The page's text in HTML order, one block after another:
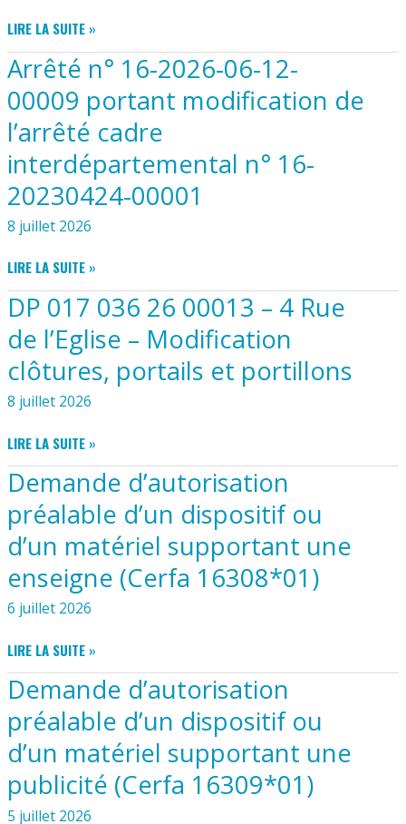
SEUDRE
ARRÊTÉ
PRÉFECTORAL
N°
26EB465
PORTANT
LIMITATION
PROVISOIRE
DES
USAGES
DE
L’EAU
LIRE LA SUITE »
Arrêté n° 16-2026-06-12-
00009 portant modification de
l’arrêté cadre
interdépartemental n° 16-
20230424-00001
8 juillet 2026
ARRÊTÉ
N°
16-
2026-
06-
12-
00009
PORTANT
DE
L’ARRÊTÉ
CADRE
INTERDÉPARTEMENTAL
N°
16-
20230424-
00001
LIRE LA SUITE »
DP 017 036 26 00013 – 4 Rue
de l’Eglise – Modification
clôtures, portails et portillons
8 juillet 2026
DP
017
036
00013
–
4
RUE
DE
L’EGLISE
–
MODIFICATION
CLÔTURES,
PORTAILS
ET
PORTILLONS
LIRE LA SUITE »
Demande d’autorisation
préalable d’un dispositif ou
d’un matériel supportant une
enseigne (Cerfa 16308*01)
6 juillet 2026
DEMANDE
D’AUTORISATION
PRÉALABLE
DISPOSITIF
OU
D’UN
MATÉRIEL
SUPPORTANT
LIRE LA SUITE »
Demande d’autorisation
préalable d’un dispositif ou
d’un matériel supportant une
publicité (Cerfa 16309*01)
5 juillet 2026